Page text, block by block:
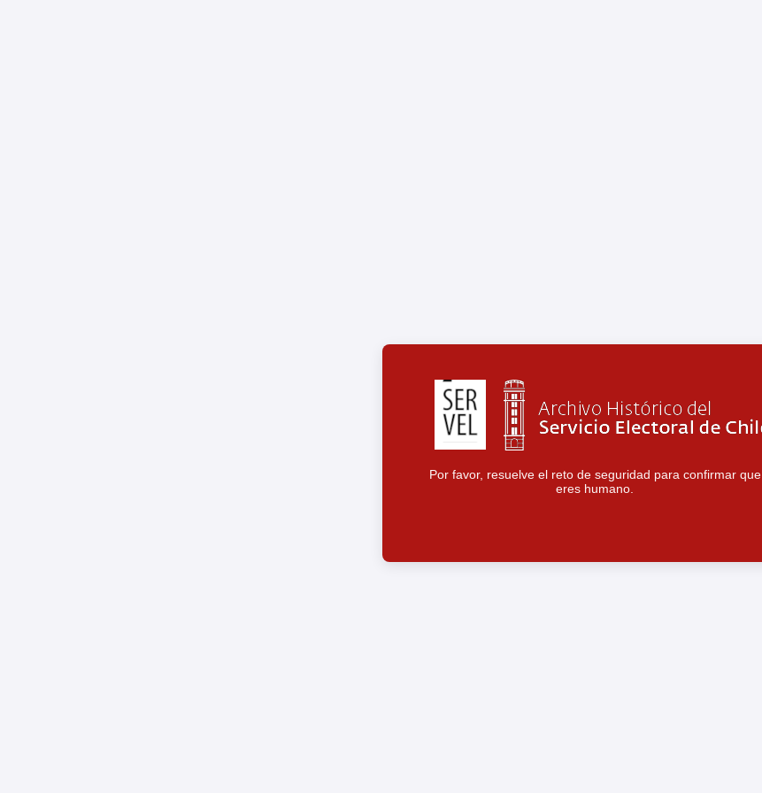
Por favor, resuelve el reto de seguridad para confirmar que
eres humano.